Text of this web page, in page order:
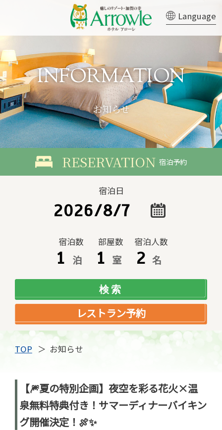
Language
宿泊予約
宿泊日
宿泊数
泊
部屋数
室
宿泊人数
名
レストラン予約
TOP お知らせ
お知らせ
【🎆夏の特別企画】夜空を彩る花火×温
泉無料特典付き！サマーディナーバイキン
グ開催決定！🍖✨